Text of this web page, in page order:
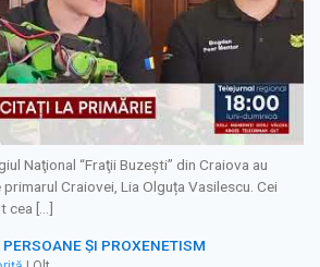
Naţional “Fraţii Buzeşti” din Craiova au
Craiovei, Lia Olguța Vasilescu. Cei
cea […]
PERSOANE ȘI PROXENETISM